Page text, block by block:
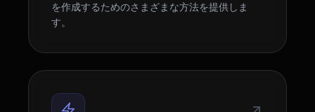
を作成するためのさまざまな方法を提供しま
す。